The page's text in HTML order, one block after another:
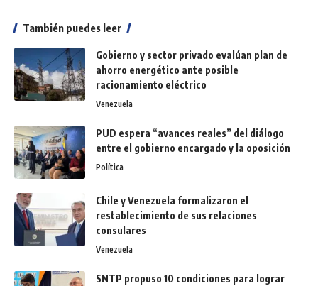
También puedes leer
Gobierno y sector privado evalúan plan de
ahorro energético ante posible
racionamiento eléctrico
Venezuela
PUD espera “avances reales” del diálogo
entre el gobierno encargado y la oposición
Política
Chile y Venezuela formalizaron el
restablecimiento de sus relaciones
consulares
Venezuela
SNTP propuso 10 condiciones para lograr